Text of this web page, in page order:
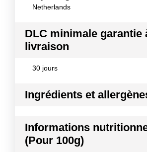
Netherlands
DLC minimale garantie
livraison
30 jours
Ingrédients et
Eau ; jus de fruits à base de
(orange 7%, ananas 0.5%) ; sucre ;
acide citrique, acide malique ;
Informations
(Pour 100g)